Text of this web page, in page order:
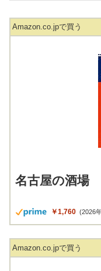
Amazon.co.jpで買う
名古屋の酒場
￥1,760 (2026
Amazon.co.jpで買う